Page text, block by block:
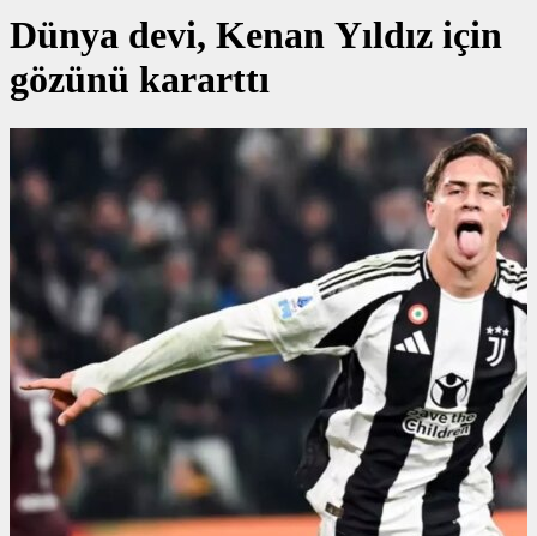
Dünya devi, Kenan Yıldız için
gözünü kararttı